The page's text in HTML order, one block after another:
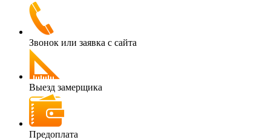
Звонок или заявка с сайта
Выезд замерщика
Предоплата